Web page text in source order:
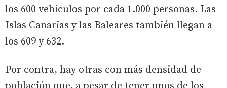
los 600 vehículos por cada 1.000 personas. Las
Islas Canarias y las Baleares también llegan a
los 609 y 632.
Por contra, hay otras con más densidad de